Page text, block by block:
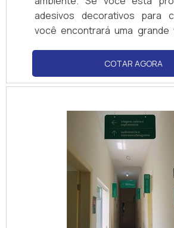
adesivos decorativos para
você encontrará uma grande
Navegue por nossa seleção
decorativos e encontre o
adapta às suas
COTAR AGORA